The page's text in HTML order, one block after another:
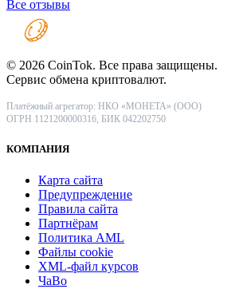
Все отзывы
© 2026 CoinTok. Все права защищены.
Сервис обмена криптовалют.
Платёжный агрегатор: НКО «МОНЕТА» (ООО)
ОГРН 1121200000316, БИК 042202750
КОМПАНИЯ
Карта сайта
Предупреждение
Правила сайта
Партнёрам
Политика AML
Файлы coоkie
XML-файл курсов
ЧаВо